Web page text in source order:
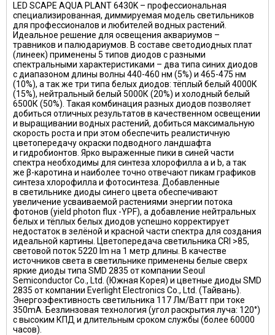
LED SCAPE AQUA PLANT 6430K – профессиональная
специализированная, диммируемая модель светильников
для профессионалов и любителей водных растений.
Идеальное решение для освещения аквариумов –
травников и палюдариумов. В составе светодиодных плат
(линеек) применены 5 типов диодов с разными
спектральными характеристиками – два типа синих диодов
с диапазоном длины волны 440-460 нм (5%) и 465-475 нм
(10%), а так же три типа белых диодов: тёплый белый 4000К
(15%), нейтральный белый 5000К (20%) и холодный белый
6500К (50%). Такая комбинация разных диодов позволяет
добиться отличных результатов в качественном освещении
и выращивании водных растений, добиться максимальную
скорость роста и при этом обеспечить реалистичную
цветопередачу окраски подводного ландшафта
и гидробионтов. Ярко выраженные пики в синей части
спектра необходимы для синтеза хлорофилла a и b, а так
же β-каротина и наиболее точно отвечают пикам графиков
синтеза хлорофилла и фотосинтеза. Добавленные
в светильнике диоды синего цвета обеспечивают
увеличение усваиваемой растениями энергии потока
фотонов (yield photon flux -YPF), а добавление нейтральных
белых и тёплых белых диодов успешно корректирует
недостаток в зелёной и красной части спектра для создания
идеальной картины. Цветопередача светильника CRI >85,
световой поток 5220 lm на 1 метр длины. В качестве
источников света в светильнике применены белые сверх
яркие диоды типа SMD 2835 от компании Seoul
Semiconductor Co., Ltd. (Южная Корея) и цветные диоды SMD
2835 от компании Everlight Electronics Co., Ltd. (Тайвань).
Энергоэфективность светильника 117 Лм/Ватт при токе
350mA. Безлинзовая технология (угол раскрытия луча: 120°)
с высоким КПД и длительным сроком службы (более 60000
часов).